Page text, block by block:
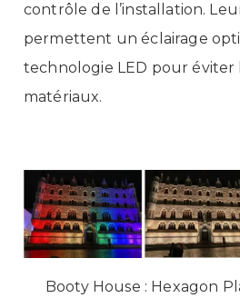
contrôle de l’installation.
permettent un éclairage
technologie LED pour éviter
matériaux.
Booty House : Hexagon